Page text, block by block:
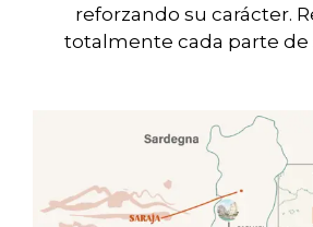
reforzando su carácter.
totalmente cada parte de